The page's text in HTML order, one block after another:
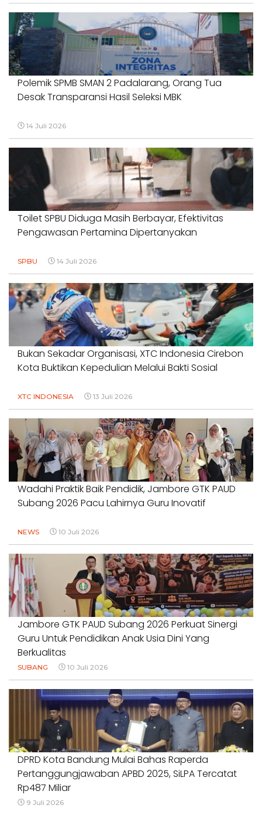
Polemik SPMB SMAN 2 Padalarang, Orang Tua
Desak Transparansi Hasil Seleksi MBK
14 Juli 2026
Toilet SPBU Diduga Masih Berbayar, Efektivitas
Pengawasan Pertamina Dipertanyakan
SPBU 14 Juli 2026
Bukan Sekadar Organisasi, XTC Indonesia Cirebon
Kota Buktikan Kepedulian Melalui Bakti Sosial
XTC INDONESIA 13 Juli 2026
Wadahi Praktik Baik Pendidik, Jambore GTK PAUD
Subang 2026 Pacu Lahirnya Guru Inovatif
NEWS 10 Juli 2026
Jambore GTK PAUD Subang 2026 Perkuat Sinergi
Guru Untuk Pendidikan Anak Usia Dini Yang
Berkualitas
SUBANG 10 Juli 2026
DPRD Kota Bandung Mulai Bahas Raperda
Pertanggungjawaban APBD 2025, SiLPA Tercatat
Rp487 Miliar
9 Juli 2026